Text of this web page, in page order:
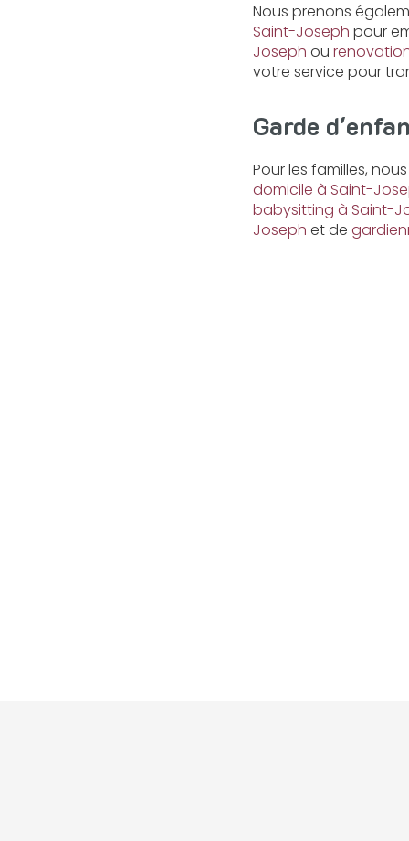
Nous prenons
Saint-Joseph pour
Joseph ou
votre service pour
Garde
Pour les familles,
domicile à Saint-
babysitting à Saint-
Joseph et de